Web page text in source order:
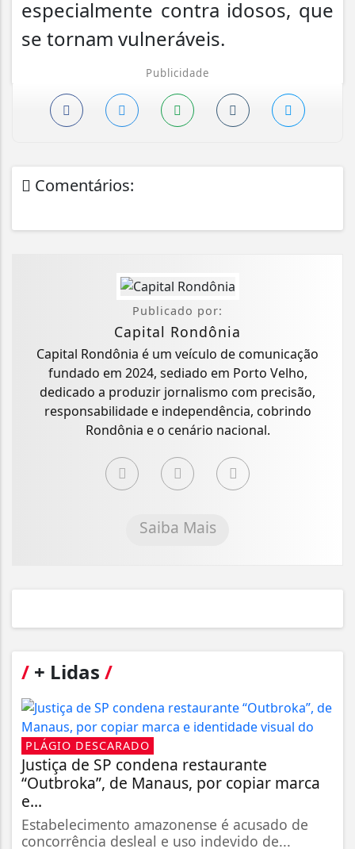
especialmente contra idosos, que
se tornam vulneráveis.
Publicidade
Comentários:
Publicado por:
Capital Rondônia
Capital Rondônia é um veículo de comunicação
fundado em 2024, sediado em Porto Velho,
dedicado a produzir jornalismo com precisão,
responsabilidade e independência, cobrindo
Rondônia e o cenário nacional.
Saiba Mais
/ + Lidas /
PLÁGIO DESCARADO
Justiça de SP condena restaurante
“Outbroka”, de Manaus, por copiar marca
e...
Estabelecimento amazonense é acusado de
concorrência desleal e uso indevido de...